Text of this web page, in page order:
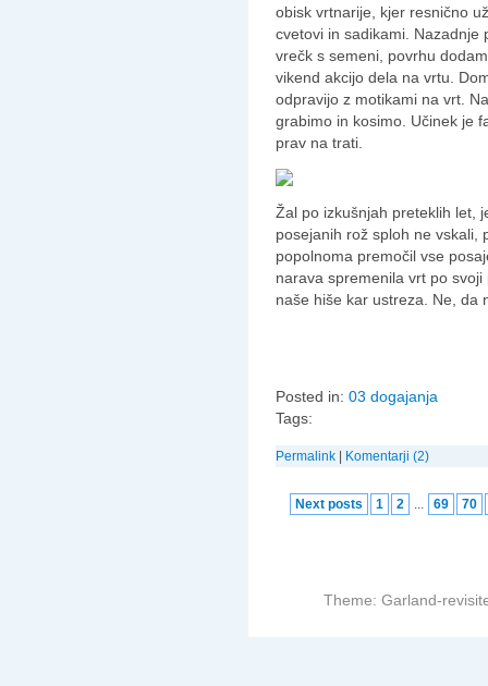
obisk vrtnarije, kjer resnično
cvetovi in sadikami. Nazadnje
vrečk s semeni, povrhu
vikend akcijo dela na vrtu.
odpravijo z motikami na vrt.
grabimo in kosimo. Učinek je
prav na trati.
Žal po izkušnjah preteklih let,
posejanih rož sploh ne vskali,
popolnoma premočil vse
narava spremenila vrt po
naše hiše kar ustreza. Ne, da
Posted in: 03 dogajanja
Tags:
Permalink | Komentarji (2)
Next posts 1 2 69 70
Theme: Garland-